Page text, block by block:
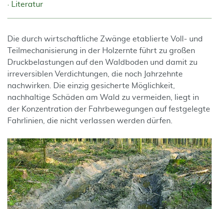
Literatur
Die durch wirtschaftliche Zwänge etablierte Voll- und
Teilmechanisierung in der Holzernte führt zu großen
Druckbelastungen auf den Waldboden und damit zu
irreversiblen Verdichtungen, die noch Jahrzehnte
nachwirken. Die einzig gesicherte Möglichkeit,
nachhaltige Schäden am Wald zu vermeiden, liegt in
der Konzentration der Fahrbewegungen auf festgelegte
Fahrlinien, die nicht verlassen werden dürfen.